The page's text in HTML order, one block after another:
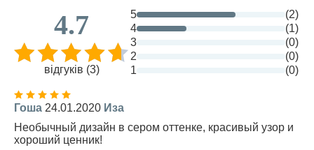
4.7
відгуків (3)
5
(2)
4
(1)
3
(0)
2
(0)
1
(0)
Гоша 24.01.2020 Иза
Необычный дизайн в сером оттенке, красивый узор и
хороший ценник!